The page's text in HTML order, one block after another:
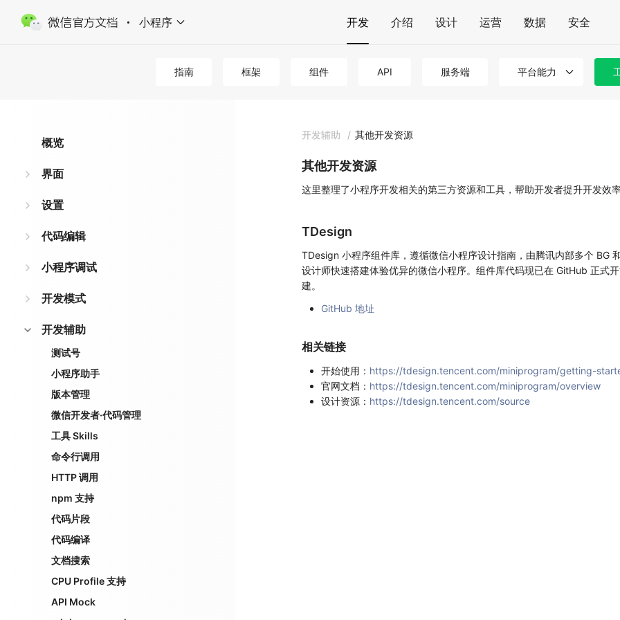
小程序 开发 介绍 设计 运营 数据 安全
指南 框架 组件 API 服务端 平台能力
概览
界面
设置
代码编辑
小程序调试
开发模式
开发辅助
测试号
小程序助手
版本管理
微信开发者·代码管理
工具 Skills
命令行调用
HTTP 调用
npm 支持
代码片段
代码编译
文档搜索
CPU Profile 支持
API Mock
开发辅助 / 其他开发资源
其他开发资源
这里整理了小程序开发相关的第三方资源和工具，帮助开发者提升开发效率
TDesign
TDesign 小程序组件库，遵循微信小程序设计指南，由腾讯内部多个 BG
设计师快速搭建体验优异的微信小程序。组件库代码现已在 GitHub 正式
建。
GitHub 地址
相关链接
开始使用： https://tdesign.tencent.com/miniprogram/getting-
官网文档： https://tdesign.tencent.com/miniprogram/overview
设计资源： https://tdesign.tencent.com/source